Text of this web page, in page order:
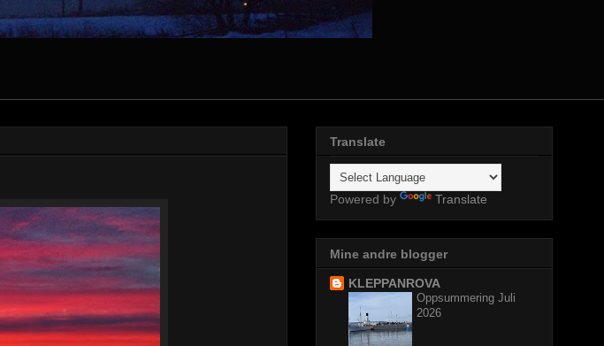
Translate
Powered by Translate
Mine andre blogger
KLEPPANROVA
Oppsummering Juli
2026